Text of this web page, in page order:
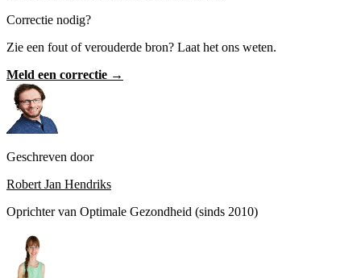
Correctie nodig?
Zie een fout of verouderde bron? Laat het ons weten.
Meld een correctie →
Geschreven door
Robert Jan Hendriks
Oprichter van Optimale Gezondheid (sinds 2010)